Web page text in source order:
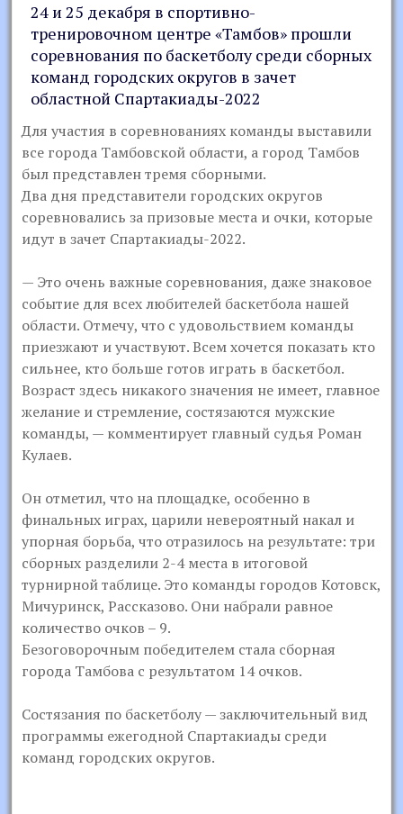
24 и 25 декабря в спортивно-
тренировочном центре «Тамбов» прошли
соревнования по баскетболу среди сборных
команд городских округов в зачет
областной Спартакиады-2022
Для участия в соревнованиях команды выставили
все города Тамбовской области, а город Тамбов
был представлен тремя сборными.
Два дня представители городских округов
соревновались за призовые места и очки, которые
идут в зачет Спартакиады-2022.
— Это очень важные соревнования, даже знаковое
событие для всех любителей баскетбола нашей
области. Отмечу, что с удовольствием команды
приезжают и участвуют. Всем хочется показать кто
сильнее, кто больше готов играть в баскетбол.
Возраст здесь никакого значения не имеет, главное
желание и стремление, состязаются мужские
команды, — комментирует главный судья Роман
Кулаев.
Он отметил, что на площадке, особенно в
финальных играх, царили невероятный накал и
упорная борьба, что отразилось на результате: три
сборных разделили 2-4 места в итоговой
турнирной таблице. Это команды городов Котовск,
Мичуринск, Рассказово. Они набрали равное
количество очков – 9.
Безоговорочным победителем стала сборная
города Тамбова с результатом 14 очков.
Состязания по баскетболу — заключительный вид
программы ежегодной Спартакиады среди
команд городских округов.